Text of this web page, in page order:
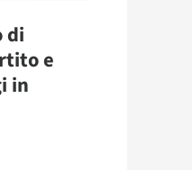
di
e
in